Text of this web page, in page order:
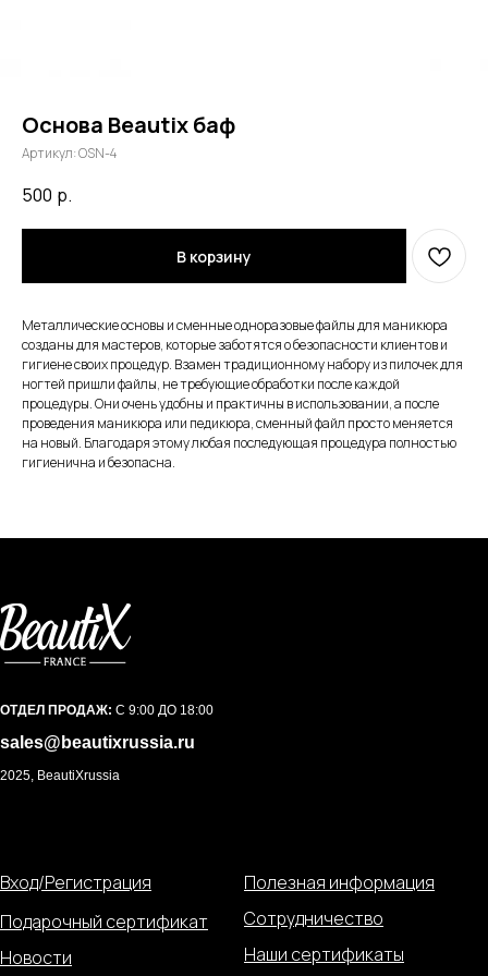
Основа Beautix баф
Артикул:OSN-4
500 р.
В корзину
Металлические основы и сменные одноразовые файлы для маникюра
созданы для мастеров, которые заботятся о безопасности клиентов и
гигиене своих процедур. Взамен традиционному набору из пилочек для
ногтей пришли файлы, не требующие обработки после каждой
процедуры. Они очень удобны и практичны в использовании, а после
проведения маникюра или педикюра, сменный файл просто меняется
на новый. Благодаря этому любая последующая процедура полностью
гигиенична и безопасна.
ОТДЕЛ ПРОДАЖ: С 9:00 ДО 18:00
sales@beautixrussia.ru
2025, BeautiXrussia
Вход/Регистрация
Подарочный сертификат
Новости
Полезная информация
Сотрудничество
Наши сертификаты